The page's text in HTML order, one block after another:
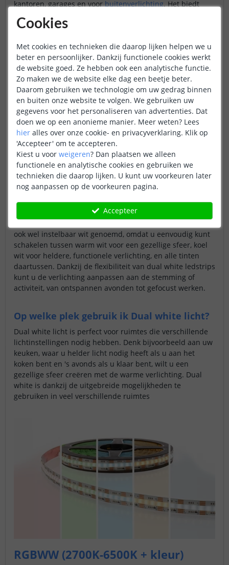
kantoren, garages en voorbuitenverlichting. Het biedt
in ruimtes waar focus en nauwkeurigheid essentieel zijn.
Dual White (2700K-6500K)
Onzedual white ledstripsbieden veel mogelijkheden en
verschillende kleurtemperaturen. De kleurtemperatuur
ook wel instelbaar wit genoemd, omdat u eenvoudig kunt
schakelen tussen warm wit voor een gezellige sfeer, koel
wit voor heldere, functionele verlichting, en alle tinten
daartussen. Dankzij de flexibiliteit van dual white ledstrips
kunt u de verlichting aanpassen aan de stemming of
activiteit, van ontspannen avonden tot gefocust werken.
Op welke plek gebruik ik Dual white licht?
Dual white licht is perfect voor ruimtes die verschillende
lichtinstellingen nodig hebben. Denk bijvoorbeeld aan uw
keuken, waar u helder licht nodig heeft als u aan het
koken bent en 's avonds als u klaar bent, wilt u een
gezellige sfeer creëren met de warme verlichting. Dual
white is dankzij de uitgebreide mogelijkheden te
gebruiken in veel verschillende ruimtes
RGBWW (2700K-6500K + kleur)
Cookies
Met cookies en technieken die daarop lijken helpen we u
beter en persoonlijker. Dankzij functionele cookies werkt
de website goed. Ze hebben ook een analytische functie.
Zo maken we de website elke dag een beetje beter.
Daarom gebruiken we technologie om uw gedrag binnen
en buiten onze website te volgen. We gebruiken uw
gegevens voor het personaliseren van advertenties. Dat
doen we op een anonieme manier. Meer weten? Lees
hier alles over onze cookie- en privacyverklaring. Klik op
'Accepteer' om te accepteren.
Kiest u voor weigeren? Dan plaatsen we alleen
functionele en analytische cookies en gebruiken we
technieken die daarop lijken. U kunt uw voorkeuren later
nog aanpassen op de voorkeuren pagina.
Accepteer